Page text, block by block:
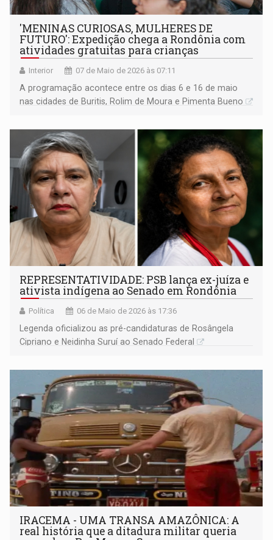
'MENINAS CURIOSAS, MULHERES DE
FUTURO': Expedição chega a Rondônia com
atividades gratuitas para crianças
Interior 07 de Maio de 2026 às 07:11
A programação acontece entre os dias 6 e 16 de maio
nas cidades de Buritis, Rolim de Moura e Pimenta Bueno
REPRESENTATIVIDADE: PSB lança ex-juíza e
ativista indígena ao Senado em Rondônia
Política 06 de Maio de 2026 às 17:36
Legenda oficializou as pré-candidaturas de Rosângela
Cipriano e Neidinha Suruí ao Senado Federal
IRACEMA - UMA TRANSA AMAZÔNICA: A
real história que a ditadura militar queria